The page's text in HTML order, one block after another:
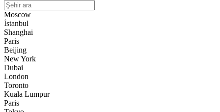
Moscow
İstanbul
Shanghai
Paris
Beijing
New York
Dubai
London
Toronto
Kuala Lumpur
Paris